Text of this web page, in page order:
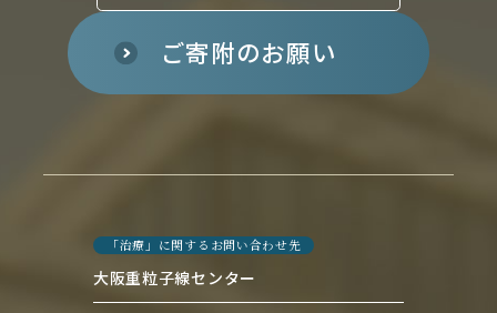
ご寄附のお願い
「治療」に関するお問い合わせ先
大阪重粒子線センター